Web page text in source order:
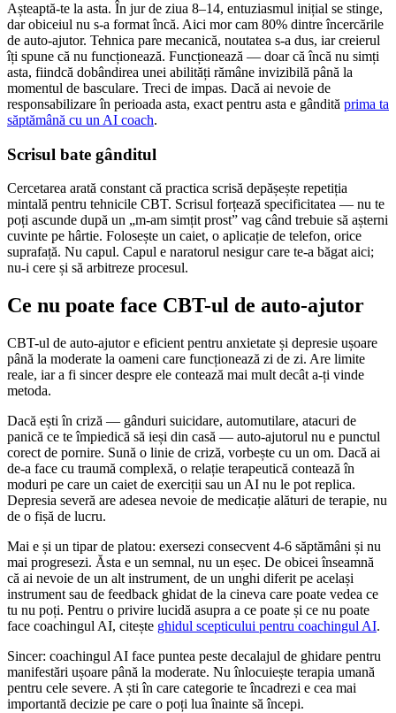
Așteaptă-te la asta. În jur de ziua 8–14, entuziasmul inițial se stinge,
dar obiceiul nu s-a format încă. Aici mor cam 80% dintre încercările
de auto-ajutor. Tehnica pare mecanică, noutatea s-a dus, iar creierul
îți spune că nu funcționează. Funcționează — doar că încă nu simți
asta, fiindcă dobândirea unei abilități rămâne invizibilă până la
momentul de basculare. Treci de impas. Dacă ai nevoie de
responsabilizare în perioada asta, exact pentru asta e gândită prima ta
săptămână cu un AI coach.
Scrisul bate gânditul
Cercetarea arată constant că practica scrisă depășește repetiția
mintală pentru tehnicile CBT. Scrisul forțează specificitatea — nu te
poți ascunde după un „m-am simțit prost” vag când trebuie să așterni
cuvinte pe hârtie. Folosește un caiet, o aplicație de telefon, orice
suprafață. Nu capul. Capul e naratorul nesigur care te-a băgat aici;
nu-i cere și să arbitreze procesul.
Ce nu poate face CBT-ul de auto-ajutor
CBT-ul de auto-ajutor e eficient pentru anxietate și depresie ușoare
până la moderate la oameni care funcționează zi de zi. Are limite
reale, iar a fi sincer despre ele contează mai mult decât a-ți vinde
metoda.
Dacă ești în criză — gânduri suicidare, automutilare, atacuri de
panică ce te împiedică să ieși din casă — auto-ajutorul nu e punctul
corect de pornire. Sună o linie de criză, vorbește cu un om. Dacă ai
de-a face cu traumă complexă, o relație terapeutică contează în
moduri pe care un caiet de exerciții sau un AI nu le pot replica.
Depresia severă are adesea nevoie de medicație alături de terapie, nu
de o fișă de lucru.
Mai e și un tipar de platou: exersezi consecvent 4-6 săptămâni și nu
mai progresezi. Ăsta e un semnal, nu un eșec. De obicei înseamnă
că ai nevoie de un alt instrument, de un unghi diferit pe același
instrument sau de feedback ghidat de la cineva care poate vedea ce
tu nu poți. Pentru o privire lucidă asupra a ce poate și ce nu poate
face coachingul AI, citește ghidul scepticului pentru coachingul AI.
Sincer: coachingul AI face puntea peste decalajul de ghidare pentru
manifestări ușoare până la moderate. Nu înlocuiește terapia umană
pentru cele severe. A ști în care categorie te încadrezi e cea mai
importantă decizie pe care o poți lua înainte să începi.